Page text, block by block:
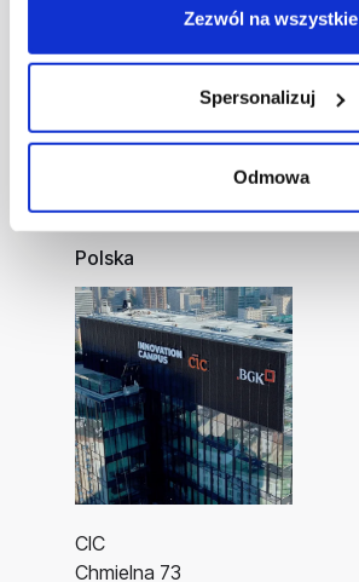
Zezwól na wszystkie
Spersonalizuj
Odmowa
Wspieramy MŚP w rozwoju jutra.
Sięgaj po finansowanie szybciej.
Polska
CIC
Chmielna 73